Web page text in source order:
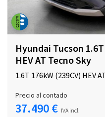
Hyundai Tucson
HEV AT Tecno Sky
1.6T 176kW (239CV) HEV
Precio al contado
37.490 € IVA incl.